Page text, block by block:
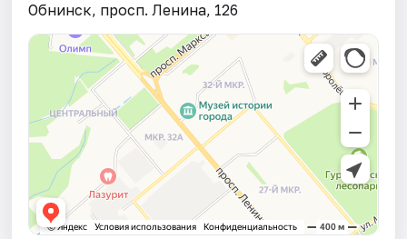
Обнинск, просп. Ленина, 126